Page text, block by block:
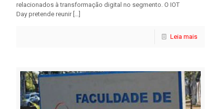
relacionados à transformação digital no segmento. O IOT
Day pretende reunir[…]
Leia mais